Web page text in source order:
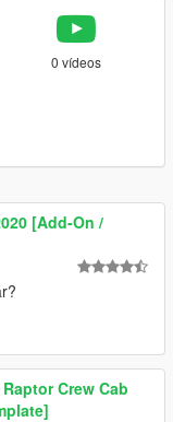
0 vídeos
[Add-On /
Crew Cab